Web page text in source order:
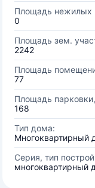
Площадь нежилых
0
Площадь зем.
2242
Площадь
77
Площадь
168
Тип дома:
Многоквартирный
Серия, тип
многоквартирный